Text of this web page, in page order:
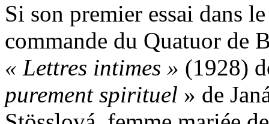
Si son premier essai dans
commande du Quatuor de
« Lettres intimes » (1928)
purement spirituel » de